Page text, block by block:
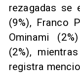
rezagadas se
(9%), Franco
Ominami
(2%),
registra